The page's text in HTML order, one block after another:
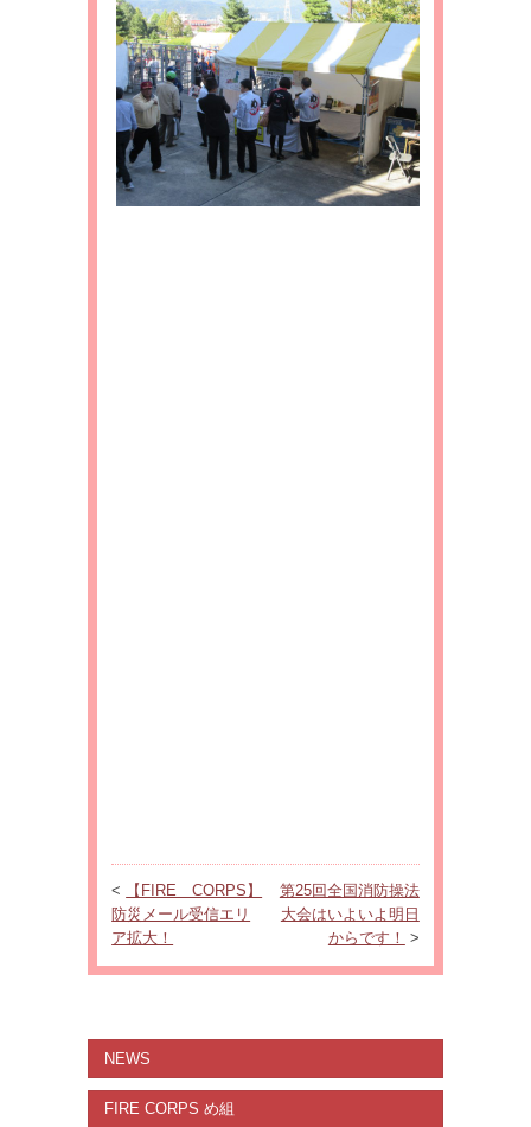
<
【FIRE CORPS】
防災メール受信エリ
ア拡大！
第25回全国消防操法
大会はいよいよ明日
からです！
>
NEWS
FIRE CORPS め組